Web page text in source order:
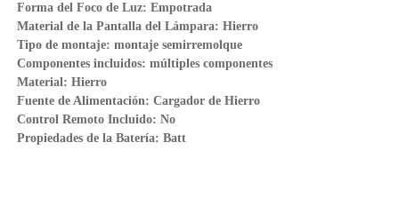
Forma del Foco de Luz: Empotrada
Material de la Pantalla del Lámpara: Hierro
Tipo de montaje: montaje semirremolque
Componentes incluidos: múltiples componentes
Material: Hierro
Fuente de Alimentación: Cargador de Hierro
Control Remoto Incluido: No
Propiedades de la Batería: Batt